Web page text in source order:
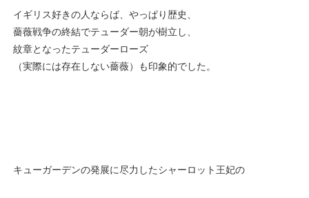
イギリス好きの人ならば、やっぱり歴史、
薔薇戦争の終結でテューダー朝が樹立し、
紋章となったテューダーローズ
（実際には存在しない薔薇）も印象的でした。
キューガーデンの発展に尽力したシャーロット王妃の